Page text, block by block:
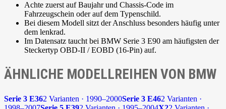
Achte zuerst auf Baujahr und Chassis-Code im
Fahrzeugschein oder auf dem Typenschild.
Bei diesem Modell sitzt der Anschluss besonders häufig unter
dem lenkrad.
Im Datensatz taucht bei BMW Serie 3 E90 am häufigsten der
Steckertyp OBD-II / EOBD (16-Pin) auf.
ÄHNLICHE MODELLREIHEN VON BMW
Serie 3 E362 Varianten · 1990–2000Serie 3 E462 Varianten ·